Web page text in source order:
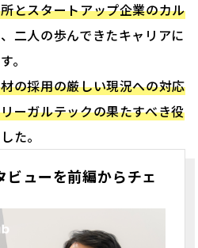
とスタートアップ企業のカル
二人の歩んできたキャリアに
。
の採用の厳しい現況への対応
ーガルテックの果たすべき役
た。
ビューを前編からチェ